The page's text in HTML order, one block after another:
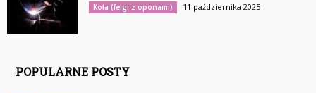
Koła (felgi z oponami) 11 października 2025
POPULARNE POSTY